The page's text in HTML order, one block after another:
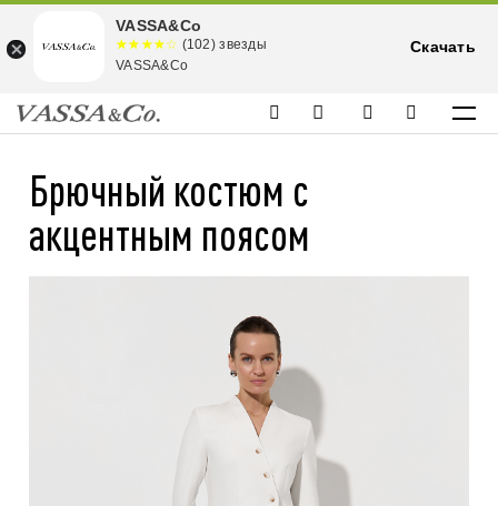
Брючный костюм с
акцентным поясом
VASSA&Co
☆☆☆☆☆
★★★★
★
(102) звезды
VASSA&Co
Скачать